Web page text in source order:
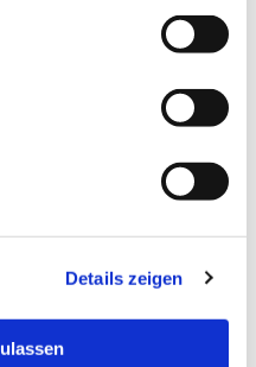
Details zeigen
auch